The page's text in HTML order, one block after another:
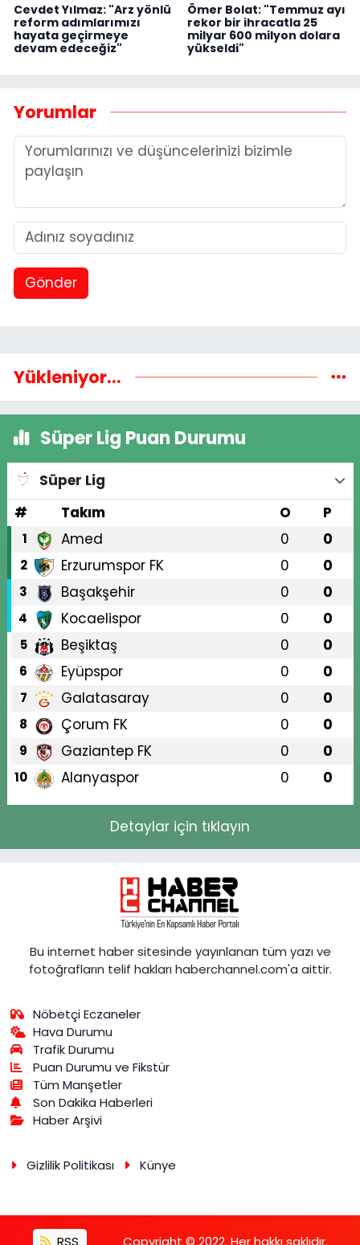
Cevdet Yılmaz: "Arz yönlü
reform adımlarımızı
hayata geçirmeye
devam edeceğiz"
Ömer Bolat: "Temmuz ayı
rekor bir ihracatla 25
milyar 600 milyon dolara
yükseldi"
Yorumlar
Gönder
Yükleniyor...
Süper Lig Puan Durumu
Süper Lig
#
Takım O P
1 Amed 0 0
2 Erzurumspor FK 0 0
3 Başakşehir 0 0
4 Kocaelispor 0 0
5 Beşiktaş 0 0
6 Eyüpspor 0 0
7 Galatasaray 0 0
8 Çorum FK 0 0
9 Gaziantep FK 0 0
10 Alanyaspor 0 0
Detaylar için tıklayın
Bu internet haber sitesinde yayınlanan tüm yazı ve
fotoğrafların telif hakları haberchannel.com'a aittir.
Nöbetçi Eczaneler
Hava Durumu
Trafik Durumu
Puan Durumu ve Fikstür
Tüm Manşetler
Son Dakika Haberleri
Haber Arşivi
Gizlilik Politikası Künye
RSS Copyright © 2022. Her hakkı saklıdır.